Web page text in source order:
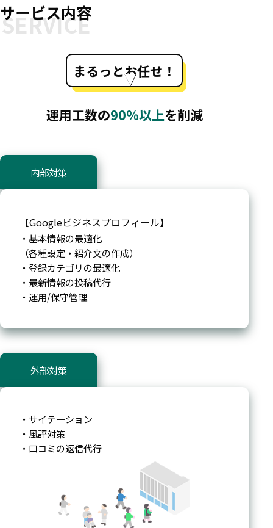
サービス内容
まるっとお任せ！
運用工数の90%以上を削減
内部対策
【Googleビジネスプロフィール】
・基本情報の最適化
（各種設定・紹介文の作成）
・登録カテゴリの最適化
・最新情報の投稿代行
・運用/保守管理
外部対策
・サイテーション
・風評対策
・口コミの返信代行